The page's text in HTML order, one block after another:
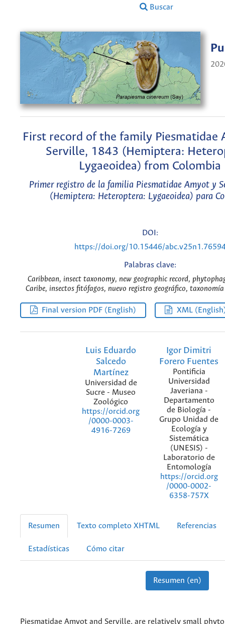
Buscar
First record of the family Piesmatidae
Serville, 1843 (Hemiptera:
Lygaeoidea) from Colombia
Primer registro de la familia Piesmatidae Amyot y
(Hemiptera: Heteroptera: Lygaeoidea) para
DOI:
https://doi.org/10.15446/
Palabras clave:
Caribbean, insect taxonomy, new geographic record,
Caribe, insectos fitófagos, nuevo registro geográfico,
Final version PDF (English) XML
Luis Eduardo
Salcedo
Martínez
Universidad de
Sucre - Museo
Zoológico
https://orcid.org
/0000-0003-
4916-7269
Igor Dimitri
Forero Fuentes
Pontificia
Universidad
Javeriana -
Departamento
de Biología -
Grupo Unidad de
Ecología y
Sistemática
(UNESIS) -
Laboratorio de
Entomología
https://orcid.org
/0000-0002-
6358-757X
Resumen Texto completo XHTML Referencias
Estadísticas Cómo citar
Resumen (en)
Piesmatidae Amyot and Serville, are relatively small